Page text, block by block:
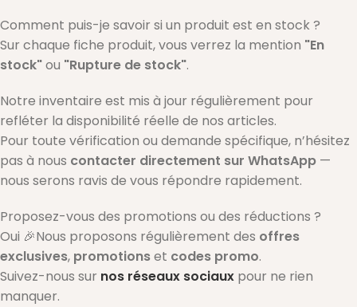
Comment puis-je savoir si un produit est en stock ?
Sur chaque fiche produit, vous verrez la mention "En
stock"ou "Rupture de stock".
Notre inventaire est mis à jour régulièrement pour
refléter la disponibilité réelle de nos articles.
Pour toute vérification ou demande spécifique, n’hésitez
pas à nous contacter directement sur WhatsApp —
nous serons ravis de vous répondre rapidement.
Proposez-vous des promotions ou des réductions ?
Oui 🎉Nous proposons régulièrement des offres
exclusives, promotionset codes promo.
Suivez-nous sur nos réseaux sociaux pour ne rien
manquer.